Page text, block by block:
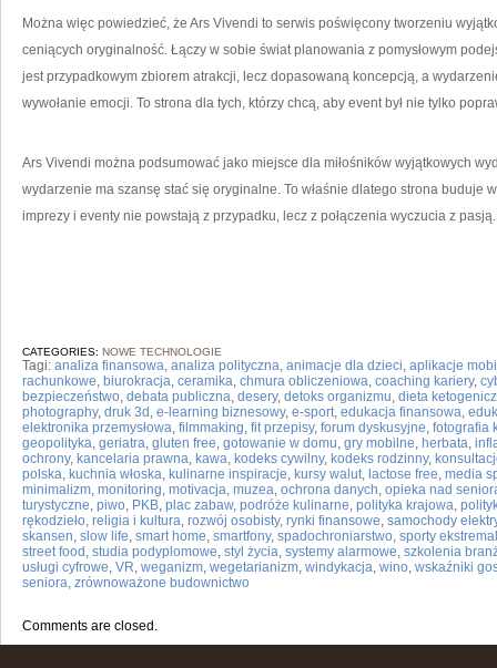
Można więc powiedzieć, że Ars Vivendi to serwis poświęcony tworzeniu
ceniących oryginalność. Łączy w sobie świat planowania z pomysłowym
jest przypadkowym zbiorem atrakcji, lecz dopasowaną koncepcją, a
wywołanie emocji. To strona dla tych, którzy chcą, aby event był nie tylko
Ars Vivendi można podsumować jako miejsce dla miłośników wyjątkowych
wydarzenie ma szansę stać się oryginalne. To właśnie dlatego strona buduje
imprezy i eventy nie powstają z przypadku, lecz z połączenia wyczucia z pasją.
CATEGORIES: NOWE TECHNOLOGIE
Tagi: analiza finansowa, analiza polityczna, animacje dla dzieci, aplikacje
rachunkowe, biurokracja, ceramika, chmura obliczeniowa, coaching kariery,
bezpieczeństwo, debata publiczna, desery, detoks organizmu, dieta
photography, druk 3d , e-learning biznesowy, e-sport, edukacja finansowa,
elektronika przemysłowa, filmmaking, fit przepisy, forum dyskusyjne, fotografia
geopolityka, geriatra, gluten free, gotowanie w domu, gry mobilne, herbata,
ochrony, kancelaria prawna, kawa, kodeks cywilny, kodeks rodzinny,
polska, kuchnia włoska, kulinarne inspiracje, kursy walut, lactose free, media
minimalizm, monitoring, motivacja, muzea, ochrona danych, opieka nad
turystyczne, piwo, PKB, plac zabaw, podróże kulinarne, polityka krajowa,
rękodzieło, religia i kultura, rozwój osobisty, rynki finansowe, samochody
skansen, slow life, smart home, smartfony, spadochroniarstwo, sporty
street food , studia podyplomowe, styl życia, systemy alarmowe, szkolenia
usługi cyfrowe, VR, weganizm, wegetarianizm, windykacja, wino, wskaźniki
seniora, zrównoważone budownictwo
Comments are closed.